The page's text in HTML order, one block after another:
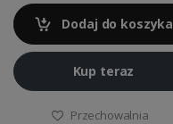
Dodaj do koszyka
Kup teraz
Przechowalnia